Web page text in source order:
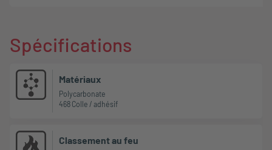
Spécifications
Matériaux
Polycarbonate
468 Colle / adhésif
Classement au feu